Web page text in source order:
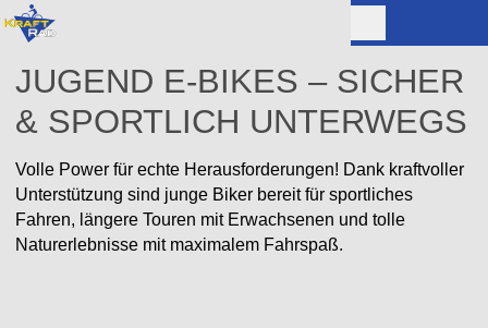
JUGEND E-BIKES – SICHER
& SPORTLICH UNTERWEGS
Volle Power für echte Herausforderungen! Dank kraftvoller
Unterstützung sind junge Biker bereit für sportliches
Fahren, längere Touren mit Erwachsenen und tolle
Naturerlebnisse mit maximalem Fahrspaß.